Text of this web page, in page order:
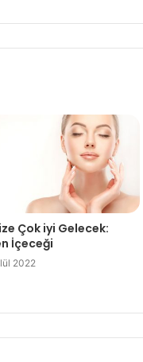
Çok iyi Gelecek:
İçeceği
2022